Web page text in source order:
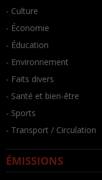
- Culture
- Économie
- Éducation
- Environnement
- Faits divers
- Santé et bien-être
- Sports
- Transport / Circulation
ÉMISSIONS